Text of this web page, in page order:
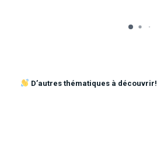
D’autres thématiques à découvrir!